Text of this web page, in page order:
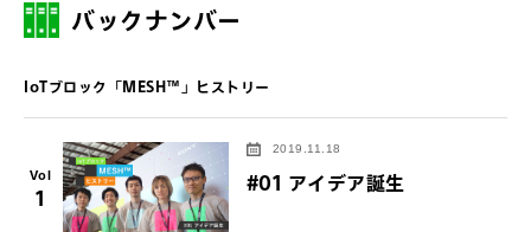
バックナンバー
IoTブロック「MESH™」ヒストリー
Vol
1
2019.11.18
#01 アイデア誕生